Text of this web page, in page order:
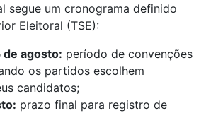
segue um cronograma definido
Eleitoral (TSE):
de agosto: período de convenções
os partidos escolhem
candidatos;
prazo final para registro de